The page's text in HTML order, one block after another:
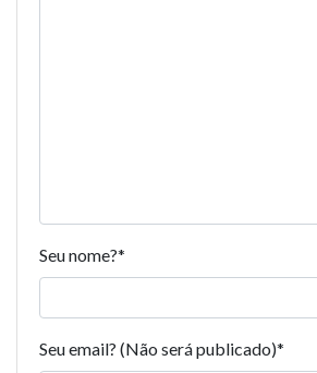
Seu nome?*
Seu email? (Não será publicado)*